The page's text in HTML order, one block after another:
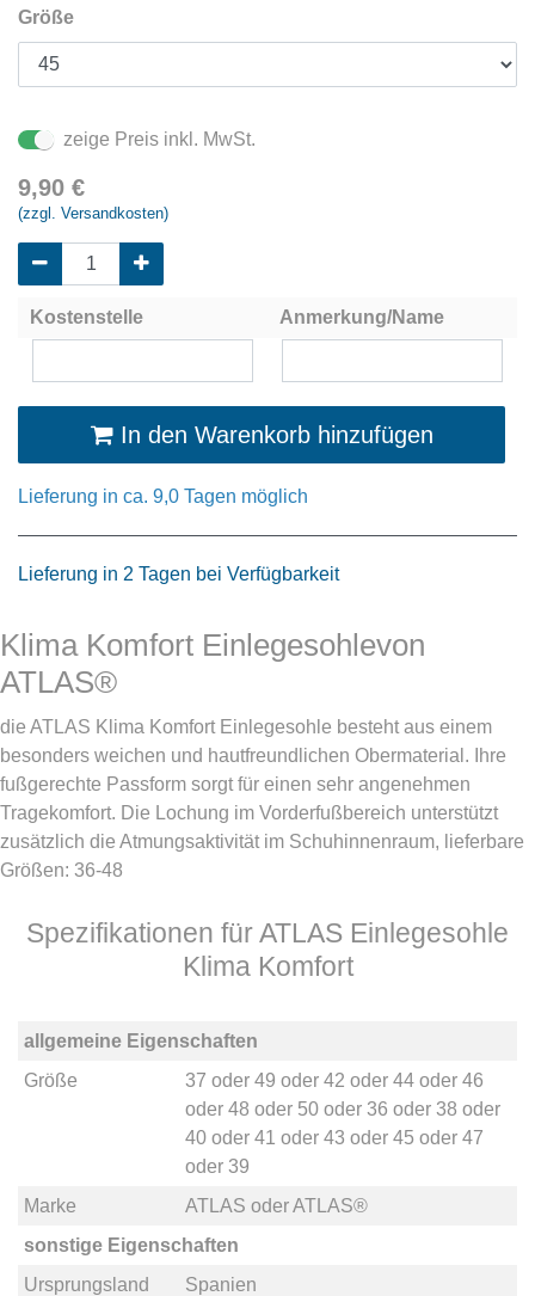
Größe
zeige Preis inkl. MwSt.
9,90 €
(zzgl. Versandkosten)
Kostenstelle Anmerkung/Name
In den Warenkorb hinzufügen
Lieferung in ca. 9,0 Tagen möglich
Lieferung in 2 Tagen bei Verfügbarkeit
Klima Komfort Einlegesohlevon
ATLAS®
die ATLAS Klima Komfort Einlegesohle besteht aus einem
besonders weichen und hautfreundlichen Obermaterial. Ihre
fußgerechte Passform sorgt für einen sehr angenehmen
Tragekomfort. Die Lochung im Vorderfußbereich unterstützt
zusätzlich die Atmungsaktivität im Schuhinnenraum, lieferbare
Größen: 36-48
Spezifikationen für ATLAS Einlegesohle
Klima Komfort
allgemeine Eigenschaften
Größe
37 oder 49 oder 42 oder 44oder 46
oder 48 oder 50oder 36 oder 38 oder
40oder 41 oder 43 oder 45 oder 47
oder 39
Marke
ATLAS oderATLAS®
sonstige Eigenschaften
Ursprungsland
Spanien